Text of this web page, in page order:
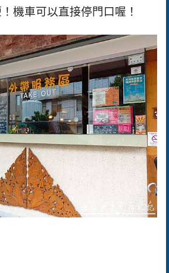
機車可以直接停門口喔！